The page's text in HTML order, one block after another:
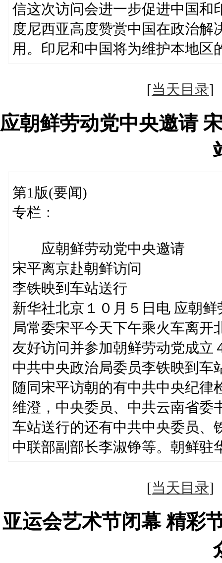
信这次访问会进一步促进中国和
度尼西亚高度赞赏中国在政治解
用。印尼和中国将为维护本地区
[当天目录
应朝鲜劳动党中央邀请
第1版(要闻)
专栏：
应朝鲜劳动党中央邀请
宋平离京赴朝鲜访问
李铁映到车站送行
新华社北京１０月５日电 应朝
局常委宋平今天下午乘火车离
友好访问并参加朝鲜劳动党成立
中共中央政治局委员李铁映到车
随同宋平访朝的有中共中央纪律
维澄，中央委员、中共云南省委
车站送行的还有中共中央委员、
中联部副部长李淑铮等。朝鲜驻
[当天目录
亚运会艺术节闭幕 精彩